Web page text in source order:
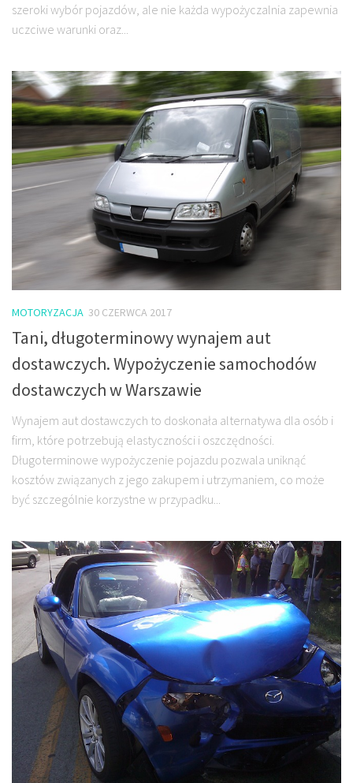
szeroki wybór pojazdów, ale nie każda wypożyczalnia zapewnia
uczciwe warunki oraz...
MOTORYZACJA 30 CZERWCA 2017
Tani, długoterminowy wynajem aut
dostawczych. Wypożyczenie samochodów
dostawczych w Warszawie
Wynajem aut dostawczych to doskonała alternatywa dla osób i
firm, które potrzebują elastyczności i oszczędności.
Długoterminowe wypożyczenie pojazdu pozwala uniknąć
kosztów związanych z jego zakupem i utrzymaniem, co może
być szczególnie korzystne w przypadku...